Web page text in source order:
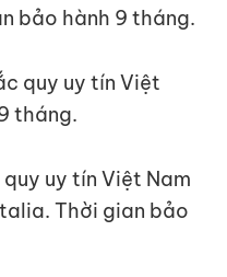
bảo hành 9 tháng.
quy uy tín Việt
tháng.
uy tín Việt Nam
Thời gian bảo